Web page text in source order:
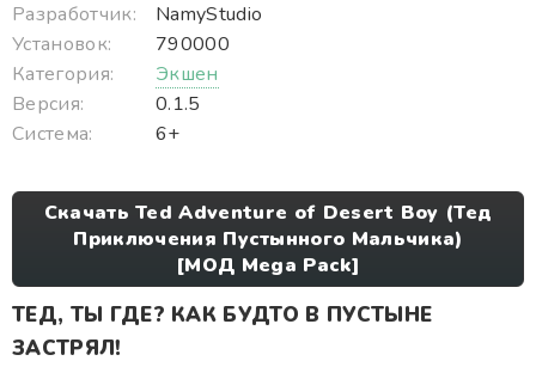
Разработчик:
NamyStudio
Установок:
790000
Категория:
Экшен
Версия:
0.1.5
Система:
6+
Скачать Ted Adventure of Desert Boy (Тед
Приключения Пустынного Мальчика)
[МОД Mega Pack]
ТЕД, ТЫ ГДЕ? КАК БУДТО В ПУСТЫНЕ
ЗАСТРЯЛ!